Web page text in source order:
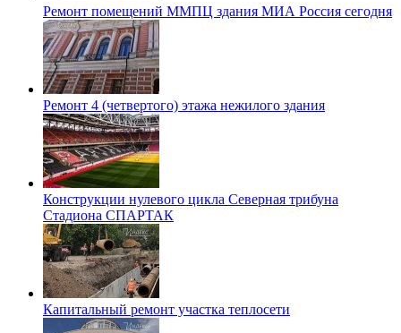
Ремонт помещений ММПЦ здания МИА Россия сегодня
Ремонт 4 (четвертого) этажа нежилого здания
Конструкции нулевого цикла Северная трибуна
Стадиона СПАРТАК
Капитальный ремонт участка теплосети